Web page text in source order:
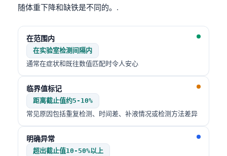
随体重下降和缺铁是不同的。.
在范围内
在实验室检测间隔内
通常在症状和既往数值匹配时令人安心
临界值标记
距离截止值约5-10%
常见原因包括重复检测、时间差、补液情况或检测方法差异
明确异常
超出截止值10-50%以上